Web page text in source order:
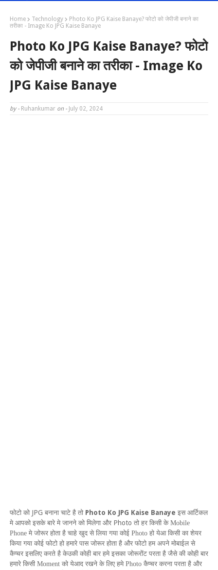
Home Technology
Photo Ko JPG Kaise Banaye? फोटो को जेपीजी बनाने का
तरीका - Image Ko JPG Kaise Banaye
Photo Ko JPG Kaise Banaye? फोटो
को जेपीजी बनाने का तरीका - Image Ko
JPG Kaise Banaye
by - Ruhankumar on - July 02, 2024
फोटो को JPG बनाना चाटे है तो Photo Ko JPG Kaise Banaye इस आर्टिकल
मे आपको इसके बारे मे जानने को मिलेगा और Photo तो हर किसी के Mobile
Phone मे जोरूर होता है चाहे खुद से लिया गया कोई Photo हो येआ किसी का शेयर
किया गया कोई फोटो हो हमारे पास जोरूर होता है और फोटो हम अपने मोबाईल से
कैप्चर इसलिए करते है केउकी कोही बार हमे इसका जोरूरोंट परता है जैसे की कोही बार
हमारे किसी Moment को येआद रखने के लिए हमे Photo कैप्चर करना परता है और